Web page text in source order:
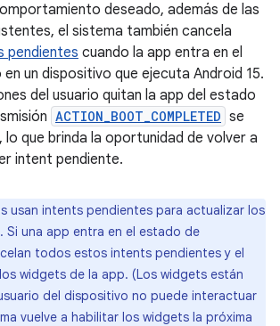
deseado, además de las
el sistema también cancela
pendientes cuando la app entra en el
un dispositivo que ejecuta Android 15.
del usuario quitan la app del estado
ACTION_BOOT_COMPLETED se
lo que brinda la oportunidad de volver a
intent pendiente.
usan intents pendientes para actualizar los
. Si una app entra en el estado de
todos estos intents pendientes y el
widgets de la app. (Los widgets están
del dispositivo no puede interactuar
vuelve a habilitar los widgets la próxima